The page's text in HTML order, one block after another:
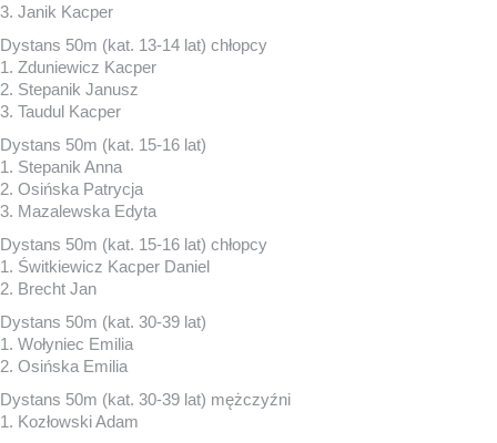
3. Janik Kacper
Dystans 50m (kat. 13-14 lat) chłopcy
1. Zduniewicz Kacper
2. Stepanik Janusz
3. Taudul Kacper
Dystans 50m (kat. 15-16 lat)
1. Stepanik Anna
2. Osińska Patrycja
3. Mazalewska Edyta
Dystans 50m (kat. 15-16 lat) chłopcy
1. Świtkiewicz Kacper Daniel
2. Brecht Jan
Dystans 50m (kat. 30-39 lat)
1. Wołyniec Emilia
2. Osińska Emilia
Dystans 50m (kat. 30-39 lat) mężczyźni
1. Kozłowski Adam